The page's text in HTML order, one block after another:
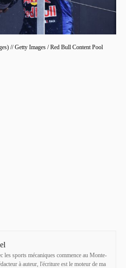
// Getty Images / Red Bull Content Pool
les sports mécaniques commence au Monte-
à auteur, l'écriture est le moteur de ma